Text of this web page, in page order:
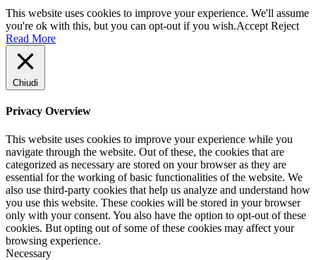
This website uses cookies to improve your experience. We'll assume
you're ok with this, but you can opt-out if you wish.Accept Reject
Read More
Chiudi
Privacy Overview
This website uses cookies to improve your experience while you
navigate through the website. Out of these, the cookies that are
categorized as necessary are stored on your browser as they are
essential for the working of basic functionalities of the website. We
also use third-party cookies that help us analyze and understand how
you use this website. These cookies will be stored in your browser
only with your consent. You also have the option to opt-out of these
cookies. But opting out of some of these cookies may affect your
browsing experience.
Necessary